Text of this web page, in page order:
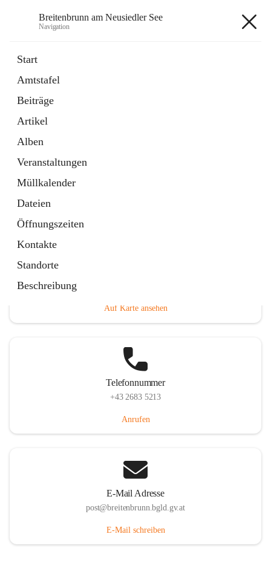
Breitenbrunn am Neusiedler See
Navigation
Start
Amtstafel
Beiträge
Artikel
Alben
Veranstaltungen
Müllkalender
Dateien
Öffnungszeiten
Kontakte
Standorte
Beschreibung
18 Schnellzugriffe
Gemeindeservice
Auf Karte ansehen
Telefonnummer
+43 2683 5213
Anrufen
E-Mail Adresse
post@breitenbrunn.bgld.gv.at
E-Mail schreiben